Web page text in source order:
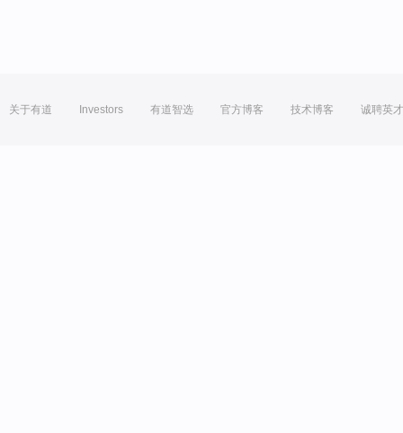
关于有道 Investors 有道智选 官方博客 技术博客 诚聘英才